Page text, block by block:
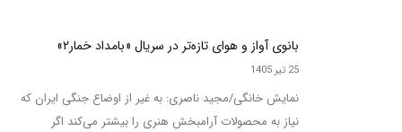
بانوی آواز و هوای تازه‌تر در سریال «بامداد خمار۲»
25 تیر 1405
نمایش خانگی/مجید ناصری: به غیر از اوضاع جنگی ایران که
نیاز به محصولات آرامبخش هنری را بیشتر می‌کند اگر